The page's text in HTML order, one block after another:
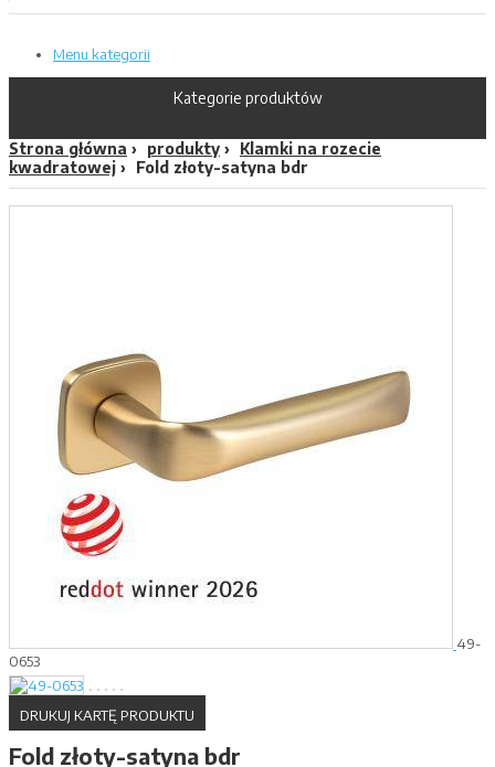
Menu kategorii
Kategorie produktów
Strona główna produkty
Klamki na rozecie
kwadratowej
Fold złoty-satyna bdr
49-
0653
DRUKUJ KARTĘ PRODUKTU
Fold złoty-satyna bdr